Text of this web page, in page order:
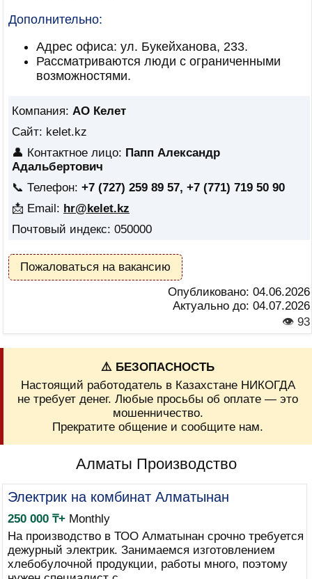
Дополнительно:
Адрес офиса: ул. Букейханова, 233.
Рассматриваются люди с ограниченными
возможностями.
Компания: АО Келет
Сайт: kelet.kz
👤 Контактное лицо: Папп Александр
Адальбертович
📞 Телефон: +7 (727) 259 89 57, +7 (771) 719 50 90
📩 Email: hr@kelet.kz
Почтовый индекс: 050000
Пожаловаться на вакансию
Опубликовано: 04.06.2026
Актуально до: 04.07.2026
👁 93
⚠️ БЕЗОПАСНОСТЬ
Настоящий работодатель в Казахстане НИКОГДА
не требует денег. Любые просьбы об оплате — это
мошенничество.
Прекратите общение и сообщите нам.
Алматы Производство
Электрик на комбинат Алматынан
250 000 ₸+Monthly
На производство в ТОО Алматынан срочно требуется
дежурный электрик. Занимаемся изготовлением
хлебобулочной продукции, работы много, поэтому